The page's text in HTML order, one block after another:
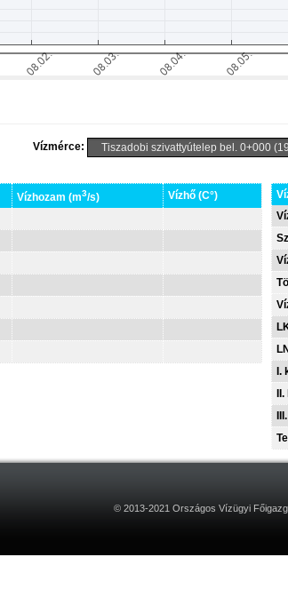
Vízmérce:
Vízhozam (m3/s)
Vízhő (C°)
I.
© 2013-2021 Országos Vízügyi